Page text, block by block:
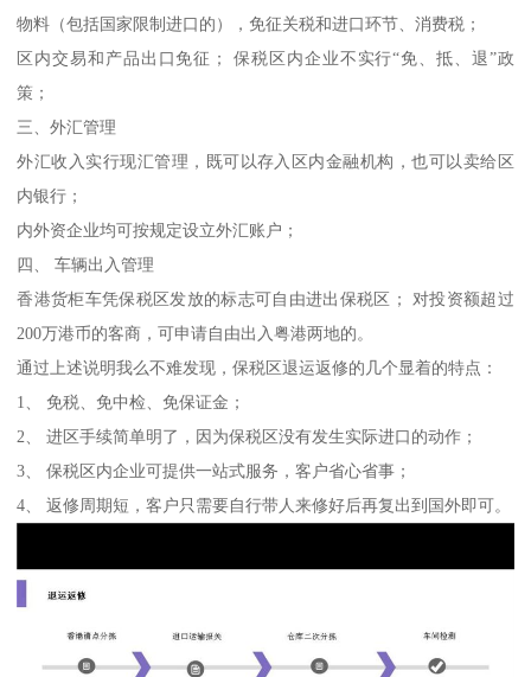
物料（包括国家限制进口的），免征关税和进口环节、消费税；
区内交易和产品出口免征； 保税区内企业不实行“免、抵、退”政
策；
三、外汇管理
外汇收入实行现汇管理，既可以存入区内金融机构，也可以卖给区
内银行；
内外资企业均可按规定设立外汇账户；
四、 车辆出入管理
香港货柜车凭保税区发放的标志可自由进出保税区； 对投资额超过
200万港币的客商，可申请自由出入粤港两地的。
通过上述说明我么不难发现，保税区退运返修的几个显着的特点：
1、 免税、免中检、免保证金；
2、 进区手续简单明了，因为保税区没有发生实际进口的动作；
3、 保税区内企业可提供一站式服务，客户省心省事；
4、 返修周期短，客户只需要自行带人来修好后再复出到国外即可。